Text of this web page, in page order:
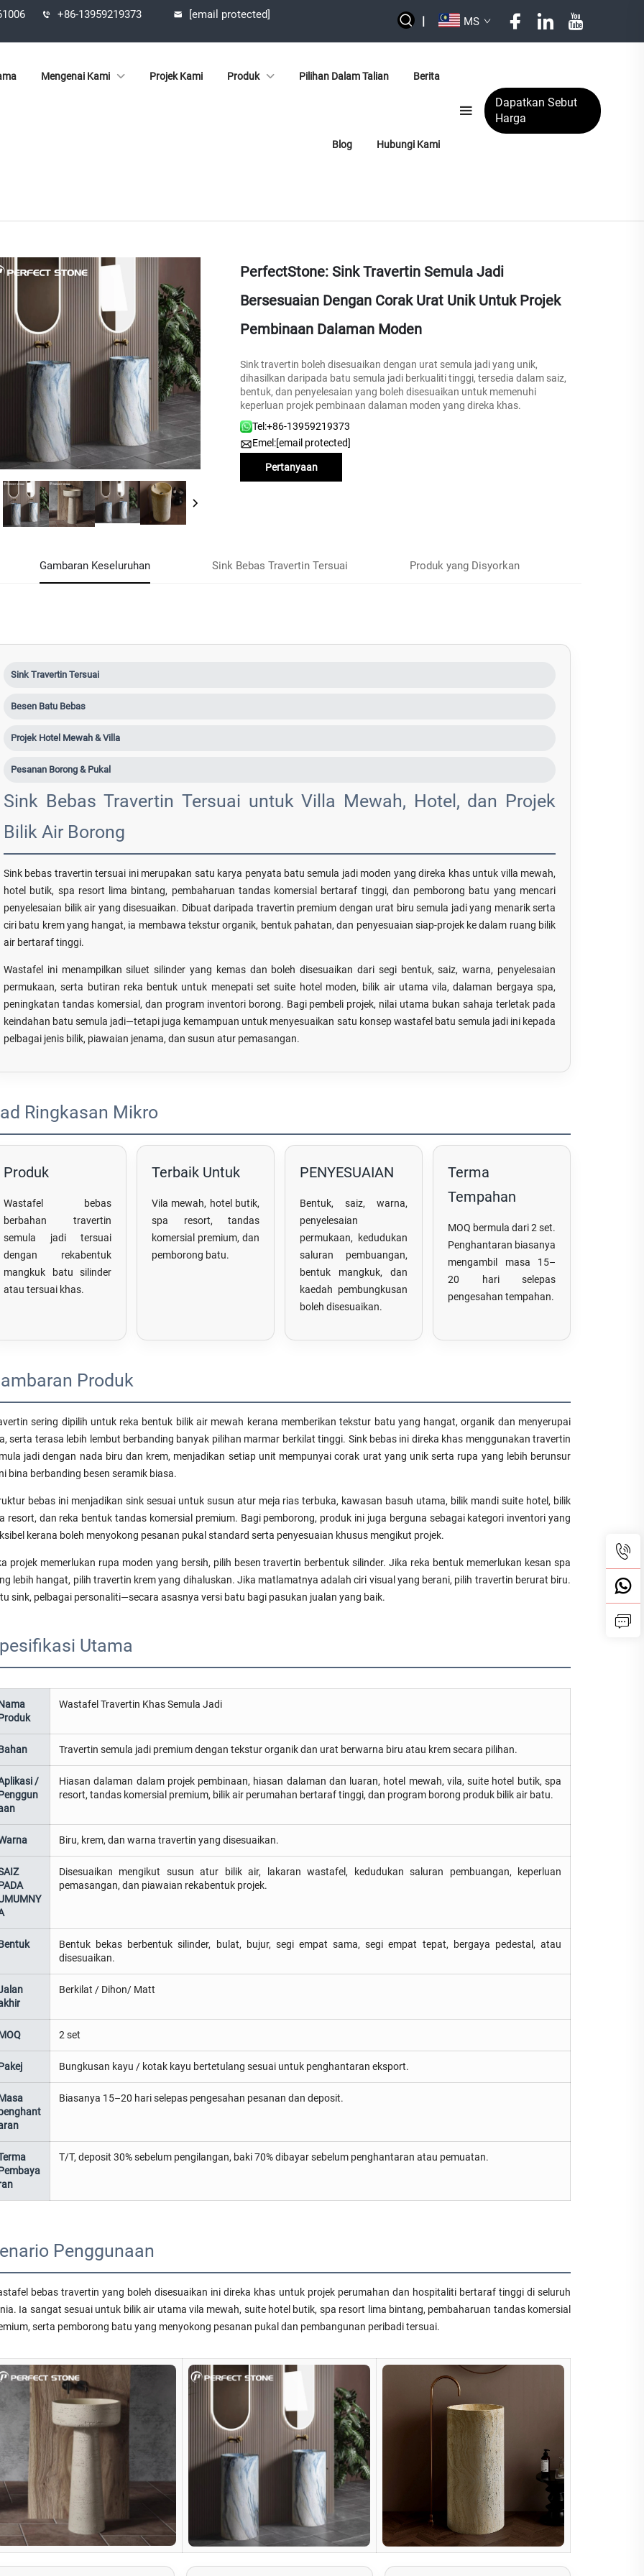
+86-13959219373 [email protected] | MS
Mengenai Kami Projek Kami Produk Pilihan Dalam Talian Berita
Blog Hubungi Kami
Dapatkan Sebut
Harga
PerfectStone: Sink Travertin Semula Jadi
Bersesuaian Dengan Corak Urat Unik Untuk Projek
Pembinaan Dalaman Moden
Sink travertin boleh disesuaikan dengan urat semula jadi yang unik,
dihasilkan daripada batu semula jadi berkualiti tinggi, tersedia dalam saiz,
bentuk, dan penyelesaian yang boleh disesuaikan untuk memenuhi
keperluan projek pembinaan dalaman moden yang direka khas.
Tel:+86-13959219373
Emel:[email protected]
Pertanyaan
Gambaran Keseluruhan Sink Bebas Travertin Tersuai Produk yang Disyorkan
Sink Travertin Tersuai
Besen Batu Bebas
Projek Hotel Mewah & Villa
Pesanan Borong & Pukal
Sink Bebas Travertin Tersuai untuk Villa Mewah, Hotel, dan Projek
Bilik Air Borong
Sink bebas travertin tersuai ini merupakan satu karya penyata batu semula jadi moden yang direka khas untuk villa mewah,
hotel butik, spa resort lima bintang, pembaharuan tandas komersial bertaraf tinggi, dan pemborong batu yang mencari
penyelesaian bilik air yang disesuaikan. Dibuat daripada travertin premium dengan urat biru semula jadi yang menarik serta
ciri batu krem yang hangat, ia membawa tekstur organik, bentuk pahatan, dan penyesuaian siap-projek ke dalam ruang bilik
air bertaraf tinggi.
Wastafel ini menampilkan siluet silinder yang kemas dan boleh disesuaikan dari segi bentuk, saiz, warna, penyelesaian
permukaan, serta butiran reka bentuk untuk menepati set suite hotel moden, bilik air utama vila, dalaman bergaya spa,
peningkatan tandas komersial, dan program inventori borong. Bagi pembeli projek, nilai utama bukan sahaja terletak pada
keindahan batu semula jadi—tetapi juga kemampuan untuk menyesuaikan satu konsep wastafel batu semula jadi ini kepada
pelbagai jenis bilik, piawaian jenama, dan susun atur pemasangan.
Ringkasan Mikro
Produk
Wastafel bebas
berbahan travertin
semula jadi tersuai
dengan rekabentuk
mangkuk batu silinder
atau tersuai khas.
Terbaik Untuk
Vila mewah, hotel butik,
spa resort, tandas
komersial premium, dan
pemborong batu.
PENYESUAIAN
Bentuk, saiz, warna,
penyelesaian
permukaan, kedudukan
saluran pembuangan,
bentuk mangkuk, dan
kaedah pembungkusan
boleh disesuaikan.
Terma
Tempahan
MOQ bermula dari 2 set.
Penghantaran biasanya
mengambil masa 15–
20 hari selepas
pengesahan tempahan.
Produk
sering dipilih untuk reka bentuk bilik air mewah kerana memberikan tekstur batu yang hangat, organik dan menyerupai
serta terasa lebih lembut berbanding banyak pilihan marmar berkilat tinggi. Sink bebas ini direka khas menggunakan travertin
jadi dengan nada biru dan krem, menjadikan setiap unit mempunyai corak urat yang unik serta rupa yang lebih berunsur
bina berbanding besen seramik biasa.
bebas ini menjadikan sink sesuai untuk susun atur meja rias terbuka, kawasan basuh utama, bilik mandi suite hotel, bilik
resort, dan reka bentuk tandas komersial premium. Bagi pemborong, produk ini juga berguna sebagai kategori inventori yang
kerana boleh menyokong pesanan pukal standard serta penyesuaian khusus mengikut projek.
projek memerlukan rupa moden yang bersih, pilih besen travertin berbentuk silinder. Jika reka bentuk memerlukan kesan spa
lebih hangat, pilih travertin krem yang dihaluskan. Jika matlamatnya adalah ciri visual yang berani, pilih travertin berurat biru.
sink, pelbagai personaliti—secara asasnya versi batu bagi pasukan jualan yang baik.
Utama
Wastafel Travertin Khas Semula Jadi
Travertin semula jadi premium dengan tekstur organik dan urat berwarna biru atau krem secara pilihan.
/
Hiasan dalaman dalam projek pembinaan, hiasan dalaman dan luaran, hotel mewah, vila, suite hotel butik, spa
resort, tandas komersial premium, bilik air perumahan bertaraf tinggi, dan program borong produk bilik air batu.
Biru, krem, dan warna travertin yang disesuaikan.
Disesuaikan mengikut susun atur bilik air, lakaran wastafel, kedudukan saluran pembuangan, keperluan
pemasangan, dan piawaian rekabentuk projek.
Bentuk bekas berbentuk silinder, bulat, bujur, segi empat sama, segi empat tepat, bergaya pedestal, atau
disesuaikan.
Berkilat / Dihon/ Matt
2 set
Bungkusan kayu / kotak kayu bertetulang sesuai untuk penghantaran eksport.
Biasanya 15–20 hari selepas pengesahan pesanan dan deposit.
T/T, deposit 30% sebelum pengilangan, baki 70% dibayar sebelum penghantaran atau pemuatan.
Penggunaan
bebas travertin yang boleh disesuaikan ini direka khas untuk projek perumahan dan hospitaliti bertaraf tinggi di seluruh
Ia sangat sesuai untuk bilik air utama vila mewah, suite hotel butik, spa resort lima bintang, pembaharuan tandas komersial
serta pemborong batu yang menyokong pesanan pukal dan pembangunan peribadi tersuai.